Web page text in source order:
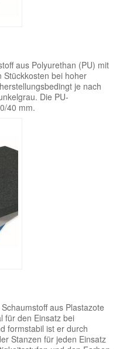
aus Polyurethan (PU) mit
Stückkosten bei hoher
je nach
Die PU-
40 mm.
aus Plastazote
für den Einsatz bei
formstabil ist er durch
Stanzen für jeden Einsatz